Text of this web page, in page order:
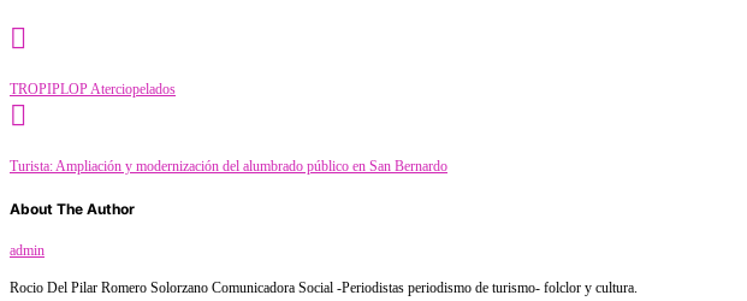
TROPIPLOP Aterciopelados
Turista: Ampliación y modernización del alumbrado público en San Bernardo
About The Author
admin
Rocio Del Pilar Romero Solorzano Comunicadora Social -Periodistas periodismo de turismo- folclor y cultura.